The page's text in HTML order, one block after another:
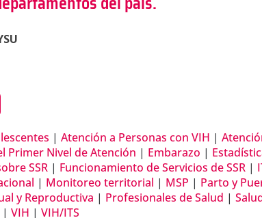
|Atención a Personas con VIH |
Primer Nivel de Atención | Embarazo |
SSR | Funcionamiento de Servicios de SSR |
| Monitoreo territorial | MSP | Parto y
y Reproductiva | Profesionales de Salud |
|VIH |VIH/ITS